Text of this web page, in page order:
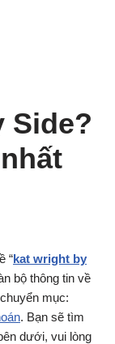
Side?
“kat wright by
bộ thông tin về
mục:
. Bạn sẽ tìm
dưới, vui lòng